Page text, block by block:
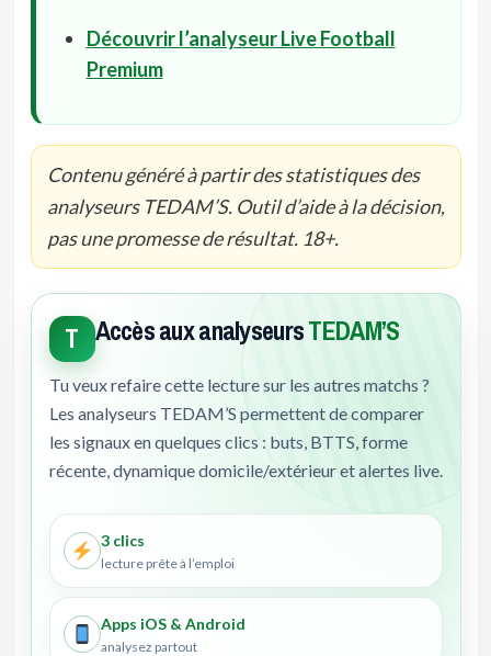
Découvrir l’analyseur Live Football
Premium
Contenu généré à partir des statistiques des
analyseurs TEDAM’S. Outil d’aide à la décision,
pas une promesse de résultat. 18+.
T Accès aux analyseursTEDAM’S
Tu veux refaire cette lecture sur les autres matchs ?
Les analyseurs TEDAM’S permettent de comparer
les signaux en quelques clics : buts, BTTS, forme
récente, dynamique domicile/extérieur et alertes live.
3 clics
lecture prête à l’emploi
Apps iOS & Android
analysez partout